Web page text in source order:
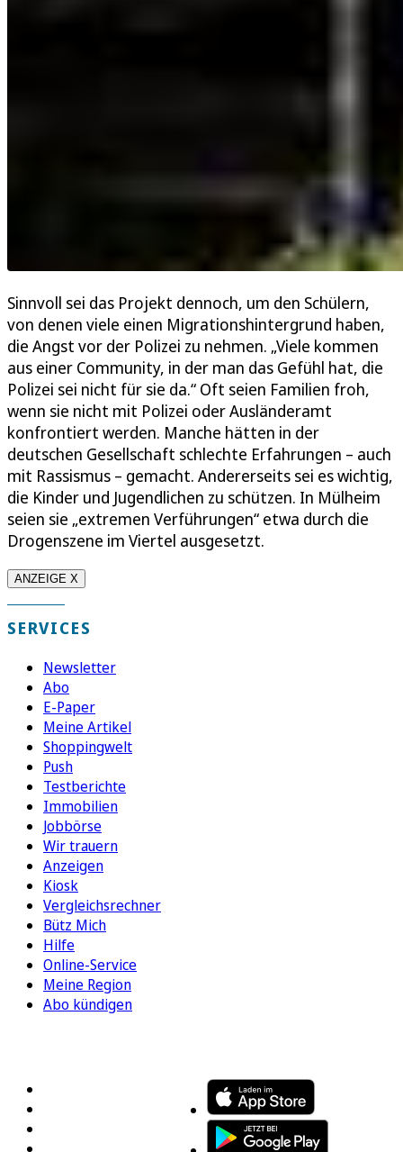
Sinnvoll sei das Projekt dennoch, um den Schülern,
von denen viele einen Migrationshintergrund haben,
die Angst vor der Polizei zu nehmen. „Viele kommen
aus einer Community, in der man das Gefühl hat, die
Polizei sei nicht für sie da.“ Oft seien Familien froh,
wenn sie nicht mit Polizei oder Ausländeramt
konfrontiert werden. Manche hätten in der
deutschen Gesellschaft schlechte Erfahrungen – auch
mit Rassismus – gemacht. Andererseits sei es wichtig,
die Kinder und Jugendlichen zu schützen. In Mülheim
seien sie „extremen Verführungen“ etwa durch die
Drogenszene im Viertel ausgesetzt.
ANZEIGE X
SERVICES
Newsletter
Abo
E-Paper
Meine Artikel
Shoppingwelt
Push
Testberichte
Immobilien
Jobbörse
Wir trauern
Anzeigen
Kiosk
Vergleichsrechner
Bütz Mich
Hilfe
Online-Service
Meine Region
Abo kündigen